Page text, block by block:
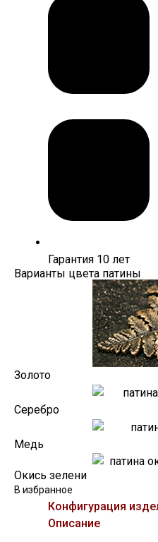
Гарантия 10 лет
Варианты цвета патины
Золото
Серебро
Медь
Окись зелени
В избранное
Конфигурация
Описание